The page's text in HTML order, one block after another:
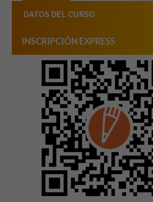
DATOS DEL CURSO
INSCRIPCIÓN EXPRESS